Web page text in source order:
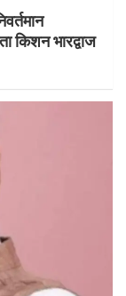
किशन भारद्वाज